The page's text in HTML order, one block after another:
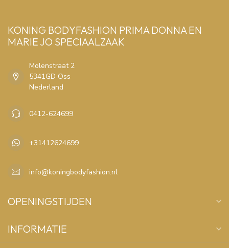
KONING BODYFASHION PRIMA DONNA EN
MARIE JO SPECIAALZAAK
Molenstraat 2
5341GD Oss
Nederland
0412-624699
+31412624699
info@koningbodyfashion.nl
OPENINGSTIJDEN
INFORMATIE